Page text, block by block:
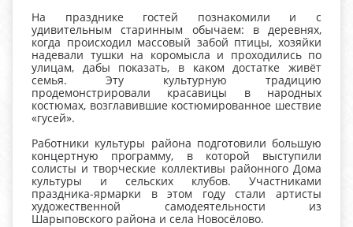
На празднике гостей познакомили и с
удивительным старинным обычаем: в деревнях,
когда происходил массовый забой птицы, хозяйки
надевали тушки на коромысла и проходились по
улицам, дабы показать, в каком достатке живёт
семья. Эту культурную традицию
продемонстрировали красавицы в народных
костюмах, возглавившие костюмированное шествие
«гусей».
Работники культуры района подготовили большую
концертную программу, в которой выступили
солисты и творческие коллективы районного Дома
культуры и сельских клубов. Участниками
праздника-ярмарки в этом году стали артисты
художественной самодеятельности из
Шарыповского района и села Новосёлово.